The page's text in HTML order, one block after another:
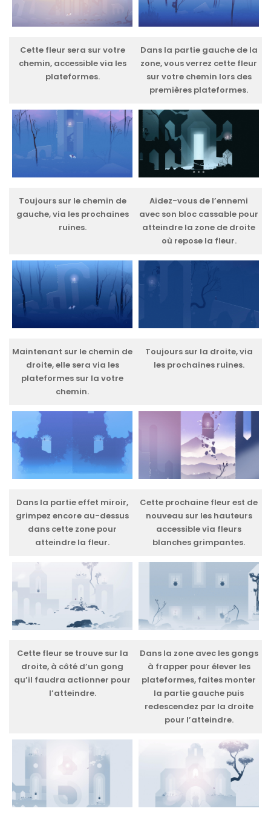
Cette fleur sera sur votre
chemin, accessible via les
plateformes.
Dans la partie gauche de la
zone, vous verrez cette fleur
sur votre chemin lors des
premières plateformes.
Toujours sur le chemin de
gauche, via les prochaines
ruines.
Aidez-vous de l’ennemi
avec son bloc cassable pour
atteindre la zone de droite
où repose la fleur.
Maintenant sur le chemin de
droite, elle sera via les
plateformes sur la votre
chemin.
Toujours sur la droite, via
les prochaines ruines.
Dans la partie effet miroir,
grimpez encore au-dessus
dans cette zone pour
atteindre la fleur.
Cette prochaine fleur est de
nouveau sur les hauteurs
accessible via fleurs
blanches grimpantes.
Cette fleur se trouve sur la
droite, à côté d’un gong
qu’il faudra actionner pour
l’atteindre.
Dans la zone avec les gongs
à frapper pour élever les
plateformes, faites monter
la partie gauche puis
redescendez par la droite
pour l’atteindre.